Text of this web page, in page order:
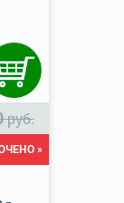
руб.
»